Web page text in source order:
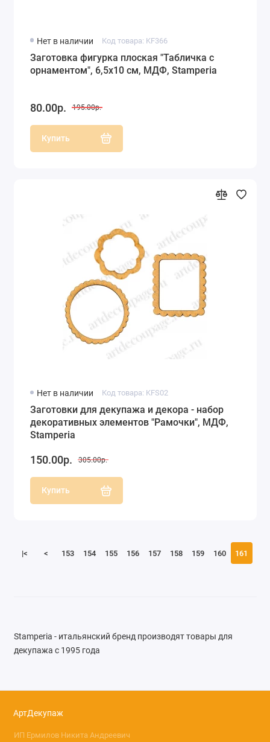
Нет в наличии Код товара: KF366
Заготовка фигурка плоская "Табличка с
орнаментом", 6,5х10 см, МДФ, Stamperia
80.00р. 195.00р.
Купить
Нет в наличии Код товара: KFS02
Заготовки для декупажа и декора - набор
декоративных элементов "Рамочки", МДФ,
Stamperia
150.00р. 305.00р.
Купить
|< < 153 154 155 156 157 158 159 160 161
Stamperia - итальянский бренд производят товары для
декупажа с 1995 года
АртДекупаж
ИП Ермилов Никита Андреевич